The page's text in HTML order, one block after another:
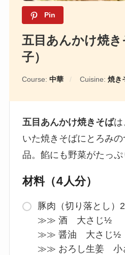
Pin
五目あんかけ焼
子）
Course: 中華 Cuisine: 焼き
五目あんかけ焼きそばは
いた焼きそばにとろみ
品。餡にも野菜がたっぷ
材料（4人分）
豚肉（切り落とし）
≫≫ 酒 大さじ½
≫≫ 醤油 大さじ½
≫≫ おろし生姜 小